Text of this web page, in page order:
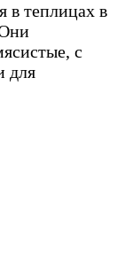
в теплицах в
с
для